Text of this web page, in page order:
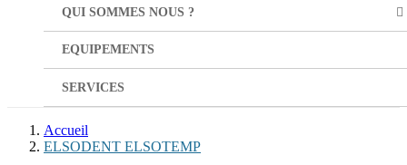
QUI SOMMES NOUS ?
EQUIPEMENTS
SERVICES
Accueil
ELSODENT ELSOTEMP